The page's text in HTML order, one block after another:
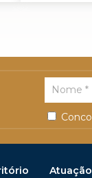
Atuação